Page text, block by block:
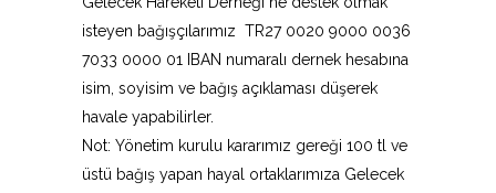
isteyen bağışçılarımız TR27 0020 9000 0036
7033 0000 01 IBAN numaralı dernek hesabına
isim, soyisim ve bağış açıklaması düşerek
havale yapabilirler.
Not: Yönetim kurulu kararımız gereği 100 tl ve
üstü bağış yapan hayal ortaklarımıza Gelecek